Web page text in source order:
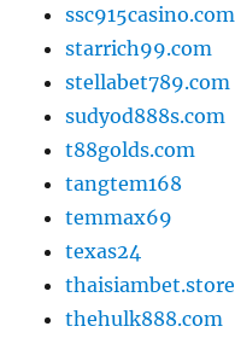
ssc915casino.com
starrich99.com
stellabet789.com
sudyod888s.com
t88golds.com
tangtem168
temmax69
texas24
thaisiambet.store
thehulk888.com